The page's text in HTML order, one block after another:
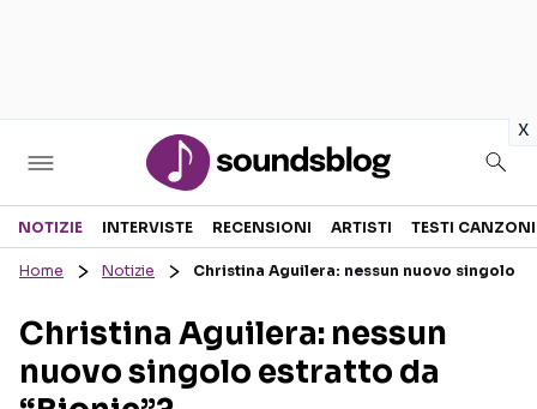
x
Sezioni
RECENSIONI MUSICALI
INTERVISTE
TESTI CANZONI
TOUR ED EVENTI
NOTIZIE INTERVISTE RECENSIONI ARTISTI TESTI CANZONI
Home Notizie Christina Aguilera: nessun nuovo singolo
Christina Aguilera: nessun
nuovo singolo estratto da